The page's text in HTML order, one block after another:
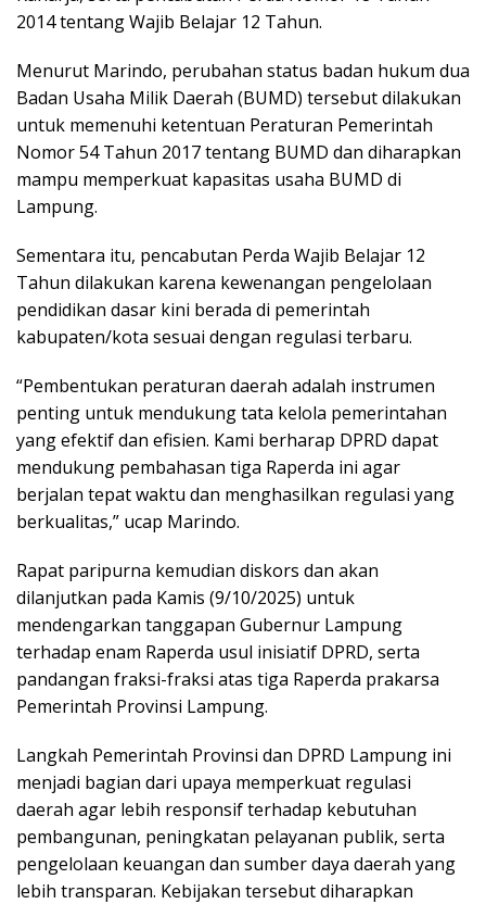
2014 tentang Wajib Belajar 12 Tahun.
Menurut Marindo, perubahan status badan hukum dua
Badan Usaha Milik Daerah (BUMD) tersebut dilakukan
untuk memenuhi ketentuan Peraturan Pemerintah
Nomor 54 Tahun 2017 tentang BUMD dan diharapkan
mampu memperkuat kapasitas usaha BUMD di
Lampung.
Sementara itu, pencabutan Perda Wajib Belajar 12
Tahun dilakukan karena kewenangan pengelolaan
pendidikan dasar kini berada di pemerintah
kabupaten/kota sesuai dengan regulasi terbaru.
“Pembentukan peraturan daerah adalah instrumen
penting untuk mendukung tata kelola pemerintahan
yang efektif dan efisien. Kami berharap DPRD dapat
mendukung pembahasan tiga Raperda ini agar
berjalan tepat waktu dan menghasilkan regulasi yang
berkualitas,” ucap Marindo.
Rapat paripurna kemudian diskors dan akan
dilanjutkan pada Kamis (9/10/2025) untuk
mendengarkan tanggapan Gubernur Lampung
terhadap enam Raperda usul inisiatif DPRD, serta
pandangan fraksi-fraksi atas tiga Raperda prakarsa
Pemerintah Provinsi Lampung.
Langkah Pemerintah Provinsi dan DPRD Lampung ini
menjadi bagian dari upaya memperkuat regulasi
daerah agar lebih responsif terhadap kebutuhan
pembangunan, peningkatan pelayanan publik, serta
pengelolaan keuangan dan sumber daya daerah yang
lebih transparan. Kebijakan tersebut diharapkan